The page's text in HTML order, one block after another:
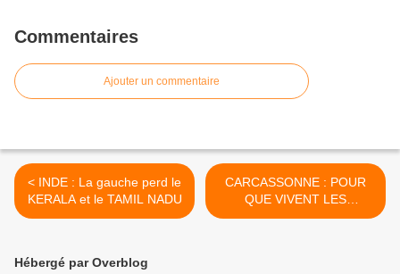
Commentaires
Ajouter un commentaire
< INDE : La gauche perd le
KERALA et le TAMIL NADU
CARCASSONNE : POUR
QUE VIVENT LES
LIBERTÉS SYNDICALES !
Hébergé par Overblog